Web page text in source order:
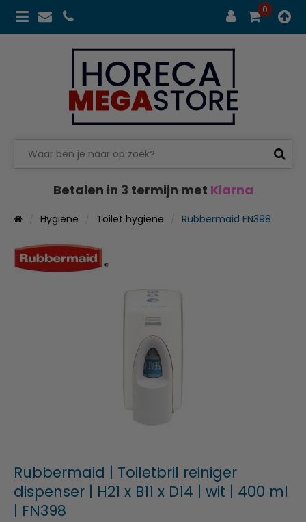
0
Betalen in 3 termijn met Klarna
Hygiene Toilet hygiene Rubbermaid FN398
Rubbermaid | Toiletbril reiniger
dispenser | H21 x B11 x D14 | wit | 400 ml
| FN398